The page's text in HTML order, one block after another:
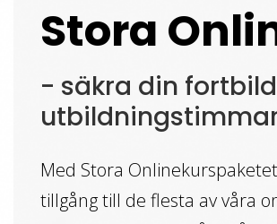
Stora
- säkra din
Med Stora
tillgång till de flesta av våra